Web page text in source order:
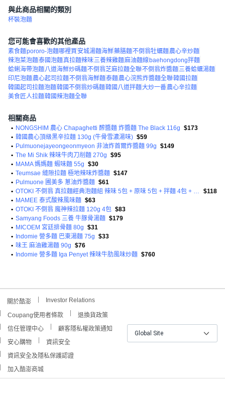
與此商品相關的類別
杯裝泡麵
您可能會喜歡的其他產品
素食麵pororo-泡麵哪裡買安城湯麵海鮮藥膳麵不倒翁牡蠣麵農心辛炒麵
辣泡菜泡麵泰國泡麵真拉麵辣味三養辣雞麵麻油麵線baehongdong拌麵
蛤蜊海帶泡麵八道海鮮炒碼麵不倒翁芝麻拉麵全聯不倒翁炸醬麵三養蛤蠣湯麵
印尼泡麵農心起司拉麵不倒翁海鮮麵泰麵農心浣熊炸醬麵全聯韓國拉麵
韓國起司拉麵泡麵韓國不倒翁炒碼麵韓國八道拌麵大炒一番農心辛拉麵
美食匠人拉麵韓國辣泡麵全聯
相關商品
• NONGSHIM 農心 Chapaghetti 醡醬麵 炸醬麵 The Black 116g $173
• 韓國農心頂級黑辛拉麵 130g (牛骨雪濃湯味) $59
• Pulmuonejayeongeonmyeon 非油炸首爾炸醬麵 99g $149
• The Mi Shik 辣味牛肉刀削麵 270g $95
• MAMA 媽媽麵 蝦味麵 55g $30
• Teumsae 縫隙拉麵 極地辣味炸醬麵 $147
• Pulmuone 圃美多 蔥油炸醬麵 $61
•
OTOKI 不倒翁 真拉麵經典泡麵組 辣味 5包 + 原味 5包 + 拌麵 4包 + 螃蟹海鮮風味拉麵 4包
$118
• MAMEE 泰式酸辣風味麵 $63
• OTOKI 不倒翁 魔神辣拉麵 120g 4包 $83
• Samyang Foods 三養 牛豚骨湯麵 $179
• MICOEM 宮廷排骨麵 80g $31
•
Indomie 營多麵 巴東湯麵 75g $33
• 味王 麻油雞湯麵 90g $76
•
Indomie 營多麵 Iga Penyet 辣味牛肋風味炒麵 $760
關於酷澎 Investor Relations
Coupang使用者條款
退換貨政策
信任管理中心
顧客隱私權政策通知
安心購物
資訊安全
資訊安全及隱私保護認證
加入酷澎商城
Global Site